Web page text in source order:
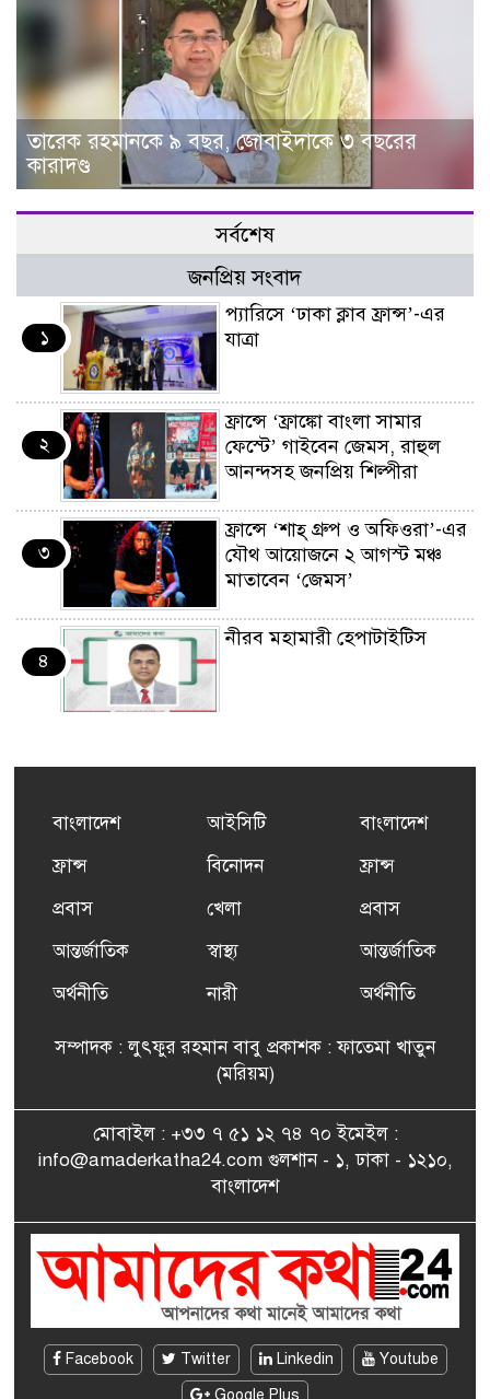
তারেক রহমানকে ৯ বছর, জোবাইদাকে ৩ বছরের
কারাদণ্ড
সর্বশেষ
জনপ্রিয় সংবাদ
১
প্যারিসে ‘ঢাকা ক্লাব ফ্রান্স’-এর
যাত্রা
২
ফ্রান্সে ‘ফ্রাঙ্কো বাংলা সামার
ফেস্টে’ গাইবেন জেমস, রাহুল
আনন্দসহ জনপ্রিয় শিল্পীরা
৩
ফ্রান্সে ‘শাহ্ গ্রুপ ও অফিওরা’-এর
যৌথ আয়োজনে ২ আগস্ট মঞ্চ
মাতাবেন ‘জেমস’
৪
নীরব মহামারী হেপাটাইটিস
৫
এর সম্পূর্ণ বিনামূল্যের সুশি
ফ্রান্সসহ ইউরোপীয় দেশসমূহে
দাবদাহ: কারণ, প্রভাব ও করণীয়
ফ্রান্সে সংবর্ধিত হলেন যুক্তরাজ্য
বিএনপি’র আহ্বায়ক কমিটির
সাংবাদিকতায় কৃতিত্বের পুরস্কার
এমপি মমতাজ আলোকে
জেলা প্রবাসী এসোসিয়েশন’
বেদে সম্প্রদায় নিয়ে প্যারিসে
তথ্য-চলচ্চিত্র “ভাসমান জীবন”
বাংলাদেশ
ফ্রান্স
প্রবাস
আন্তর্জাতিক
অর্থনীতি
আইসিটি
বিনোদন
খেলা
স্বাস্থ্য
নারী
বাংলাদেশ
ফ্রান্স
প্রবাস
আন্তর্জাতিক
অর্থনীতি
সম্পাদক : লুৎফুর রহমান বাবু প্রকাশক : ফাতেমা খাতুন
(মরিয়ম)
মোবাইল : +৩৩ ৭ ৫১ ১২ ৭৪ ৭০ ইমেইল :
info@amaderkatha24.com গুলশান - ১, ঢাকা - ১২১০,
বাংলাদেশ
Facebook Twitter Linkedin
Youtube
Google Plus